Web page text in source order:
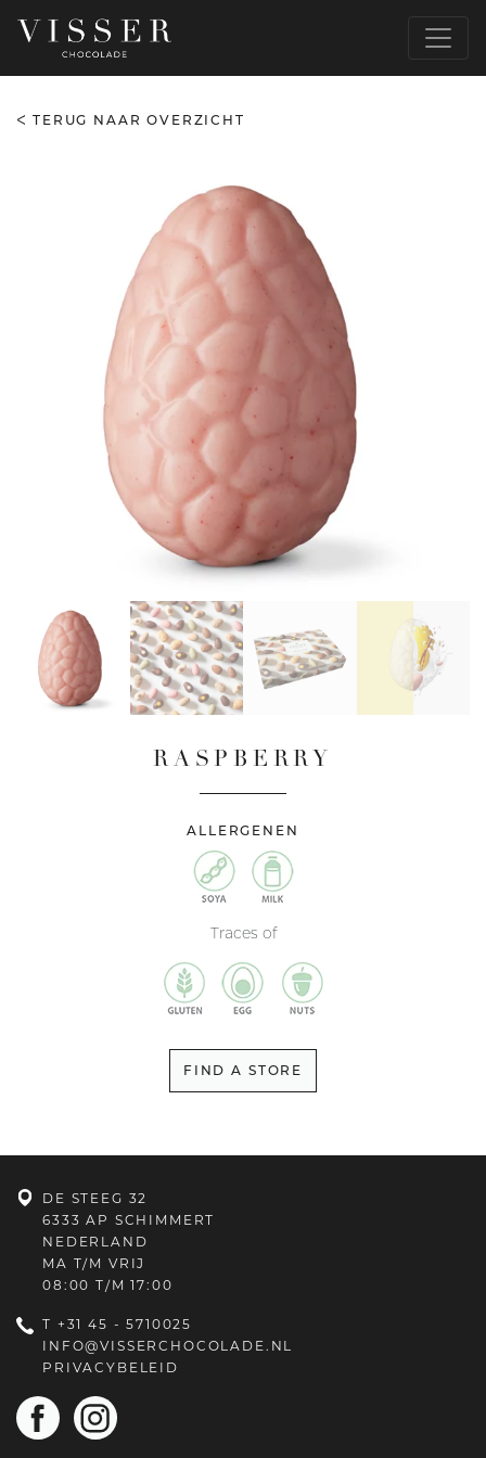
TERUG NAAR OVERZICHT
RASPBERRY
ALLERGENEN
Traces of
FIND A STORE
DE STEEG 32
6333 AP SCHIMMERT
NEDERLAND
MA T/M VRIJ
08:00 T/M 17:00
T +31 45 - 5710025
INFO@VISSERCHOCOLADE.NL
PRIVACYBELEID